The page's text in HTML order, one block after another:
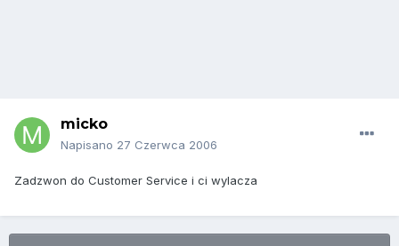
micko
Napisano 27 Czerwca 2006
Zadzwon do Customer Service i ci wylacza